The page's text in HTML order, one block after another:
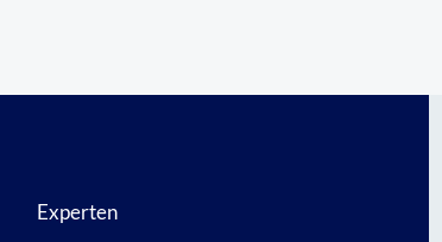
Experten